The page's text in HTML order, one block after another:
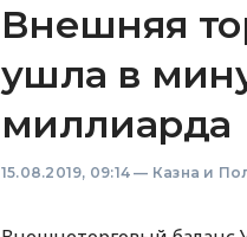
Внешняя
ушла в
миллиарда
15.08.2019, 09:14 — Казна и